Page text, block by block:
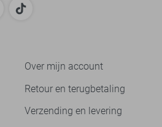
Over mijn account
Retour en terugbetaling
Verzending en levering